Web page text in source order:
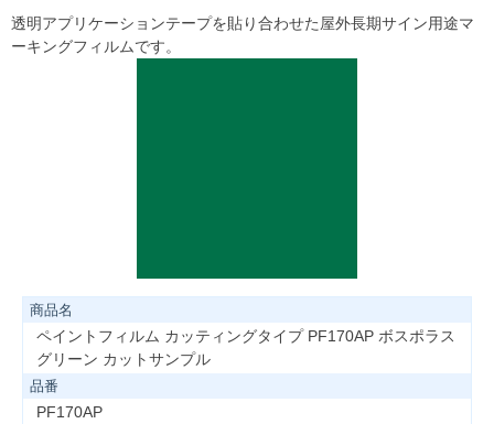
透明アプリケーションテープを貼り合わせた屋外長期サイン用途マ
ーキングフィルムです。
商品名
ペイントフィルム カッティングタイプ PF170AP ボスポラス
グリーン カットサンプル
品番
PF170AP